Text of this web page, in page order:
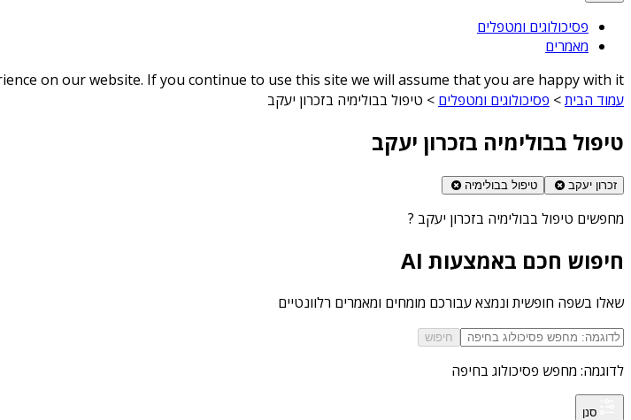
פסיכולוגים ומטפלים
מאמרים
on our website. If you continue to use this site we will assume that you are happy with it
עמוד הבית> פסיכולוגים ומטפלים > טיפול בבולימיה בזכרון יעקב
טיפול בבולימיה בזכרון יעקב
זכרון יעקב טיפול בבולימיה
מחפשים טיפול בבולימיה בזכרון יעקב ?
חיפוש חכם באמצעות AI
שאלו בשפה חופשית ונמצא עבורכם מומחים ומאמרים רלוונטיים
חיפוש
לדוגמה: מחפש פסיכולוג בחיפה
סנן